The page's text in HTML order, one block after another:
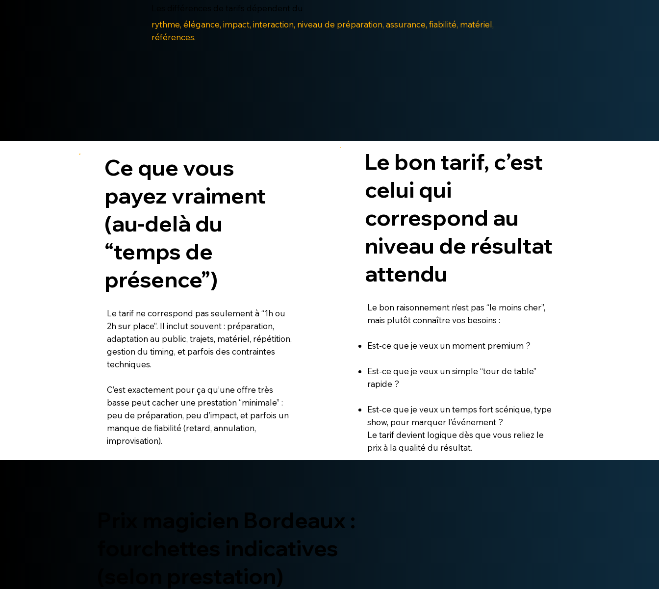
Les différences de tarifs dépendent du
rythme, élégance, impact, interaction, niveau de préparation, assurance, fiabilité, matériel,
références.
Ce que vous
payez vraiment
(au-delà du
“temps de
présence”)
Le tarif ne correspond pas seulement à “1h ou
2h sur place”. Il inclut souvent : préparation,
adaptation au public, trajets, matériel, répétition,
gestion du timing, et parfois des contraintes
techniques.
C’est exactement pour ça qu’une offre très
basse peut cacher une prestation “minimale” :
peu de préparation, peu d’impact, et parfois un
manque de fiabilité (retard, annulation,
improvisation).
Le bon tarif, c’est
celui qui
correspond au
niveau de résultat
attendu
Le bon raisonnement n’est pas “le moins cher”,
mais plutôt connaître vos besoins :
Est-ce que je veux un moment premium ?
Est-ce que je veux un simple “tour de table”
rapide ?
Est-ce que je veux un temps fort scénique, type
show, pour marquer l’événement ?
Le tarif devient logique dès que vous reliez le
prix à la qualité du résultat.
Prix magicien Bordeaux :
fourchettes indicatives
(selon prestation)